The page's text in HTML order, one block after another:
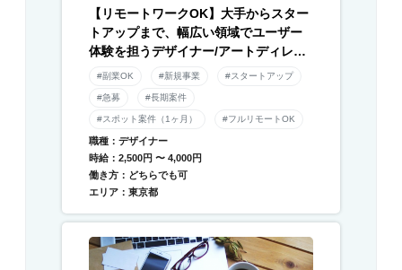
【リモートワークOK】大手からスター
トアップまで、幅広い領域でユーザー
体験を担うデザイナー/アートディレク
ター募集！
#副業OK #新規事業 #スタートアップ
#急募 #長期案件
#スポット案件（1ヶ月） #フルリモートOK
職種：デザイナー
時給：2,500円 〜 4,000円
働き方：どちらでも可
エリア：東京都